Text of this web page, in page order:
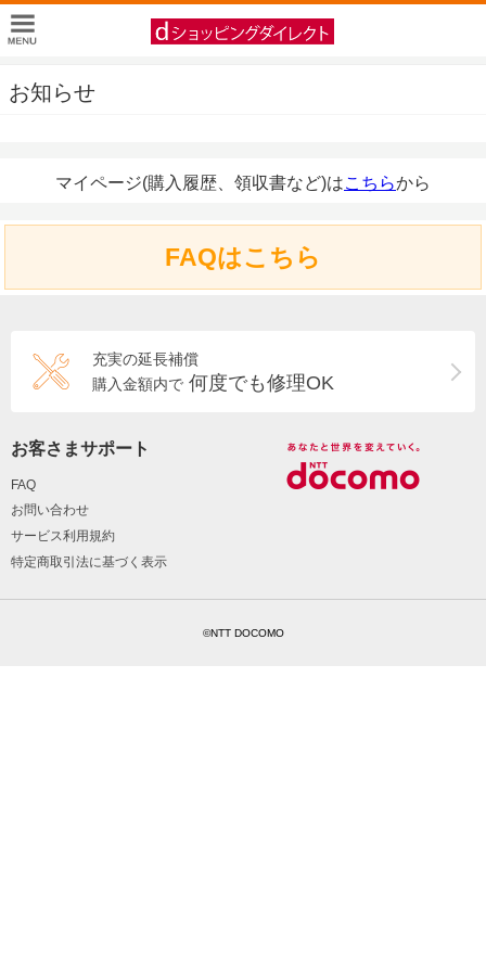
お知らせ
マイページ(購入履歴、領収書など)はこちらから
FAQはこちら
充実の延長補償
購入金額内で 何度でも修理OK
お客さまサポート
FAQ
お問い合わせ
サービス利用規約
特定商取引法に基づく表示
©NTT DOCOMO